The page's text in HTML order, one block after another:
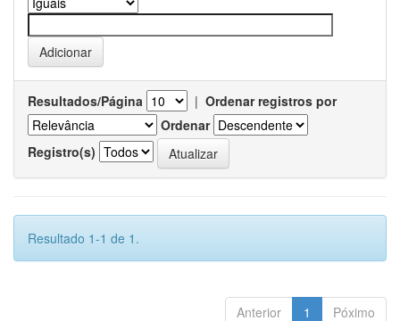
Resultados/Página | Ordenar registros por
Ordenar
Registro(s)
Resultado 1-1 de 1.
Anterior 1 Póximo